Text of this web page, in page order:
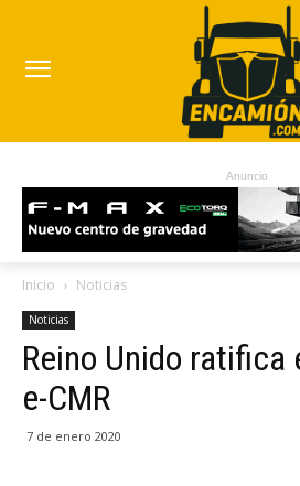
Anuncio
Inicio Noticias
Noticias
Reino Unido ratifica
e-CMR
7 de enero 2020